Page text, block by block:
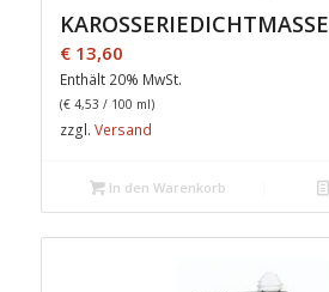
KAROSSERIEDICHTMASSE
€13,60
Enthält 20% MwSt.
(€4,53 / 100 ml)
zzgl. Versand
In den Warenkorb